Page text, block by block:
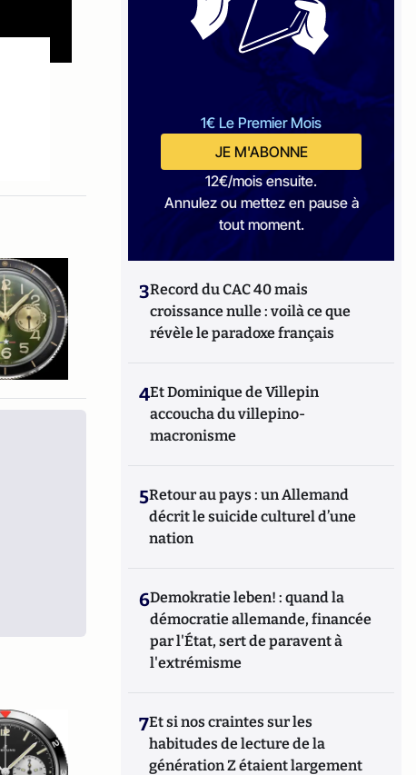
1€ Le Premier Mois
JE M'ABONNE
12€/mois ensuite.
Annulez ou mettez en pause à
tout moment.
3Record du CAC 40 mais
croissance nulle : voilà ce que
révèle le paradoxe français
4Et Dominique de Villepin
accoucha du villepino-
macronisme
5Retour au pays : un Allemand
décrit le suicide culturel d’une
nation
6Demokratie leben! : quand la
démocratie allemande, financée
par l'État, sert de paravent à
l'extrémisme
7Et si nos craintes sur les
habitudes de lecture de la
génération Z étaient largement